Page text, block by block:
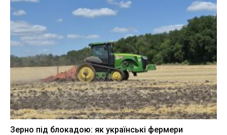
Зерно під блокадою: як українські фермери